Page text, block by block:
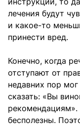
лечения будут
и какое-то
принести вред.
Конечно, когда
отступают от
недавних пор
сказать: «Вы
бесполезны.